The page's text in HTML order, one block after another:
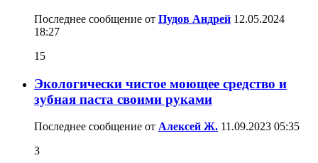
Последнее сообщение от Пудов Андрей 12.05.2024
18:27
15
Экологически чистое моющее средство и
зубная паста своими руками
Последнее сообщение от Алексей Ж. 11.09.2023 05:35
3